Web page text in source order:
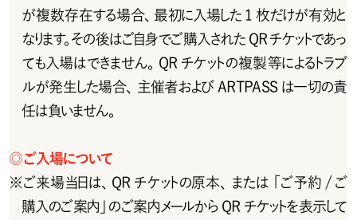
が 複 数存在する場 合、最初に入場した 1 枚だけが有効と
なりま す 。そ の 後 は ご 自 身 で ご 購 入 さ れ た Q R チ ケ ットで あ っ
ても入場はできません。QR チケットの複製等によるトラブ
ルが発生した場合、主催者およびARTPASSは一切の責
任は負いません。
◎ご入場について
※ご 来 場 当日は 、Q R チ ケットの 原 本 、また は  「 ご 予 約 / ご
購入のご案内」のご案内メールから QR チケットを表示して